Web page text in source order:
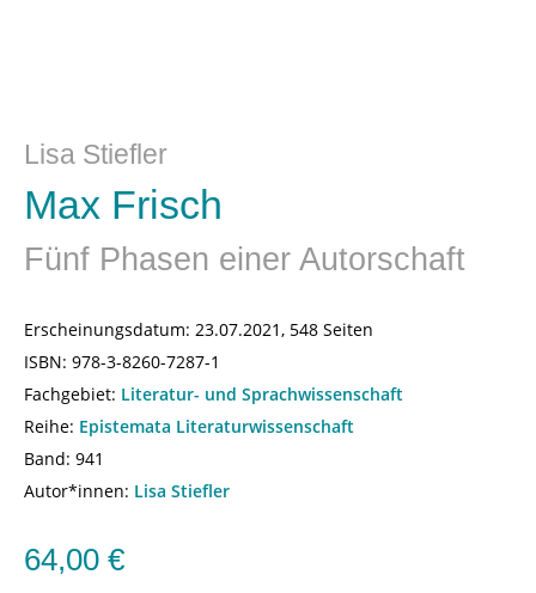
Lisa Stiefler
Max Frisch
Fünf Phasen einer Autorschaft
Erscheinungsdatum: 23.07.2021, 548 Seiten
ISBN: 978-3-8260-7287-1
Fachgebiet: Literatur- und Sprachwissenschaft
Reihe: Epistemata Literaturwissenschaft
Band: 941
Autor*innen: Lisa Stiefler
64,00 €